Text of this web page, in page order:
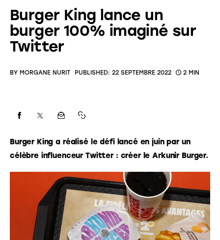
Food’Life
Burger King lance un
burger 100% imaginé sur
Twitter
BY MORGANE NURIT PUBLISHED: 22 SEPTEMBRE 2022 2 MIN
Burger King a réalisé le défi lancé en juin par un
célèbre influenceur Twitter : créer le Arkunir Burger.